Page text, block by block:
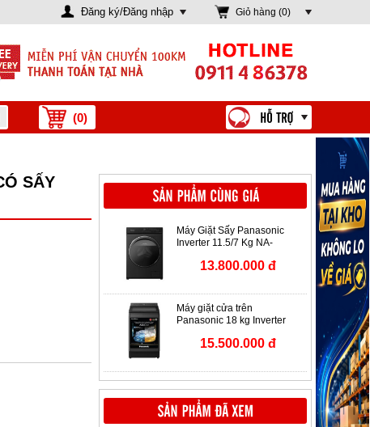
Giỏ hàng (0)
Đăng ký/Đăng nhập
(0)
SẤY
Máy Giặt Sấy Panasonic
Inverter 11.5/7 Kg NA-
13.800.000 đ
Máy giặt cửa trên
Panasonic 18 kg Inverter
15.500.000 đ